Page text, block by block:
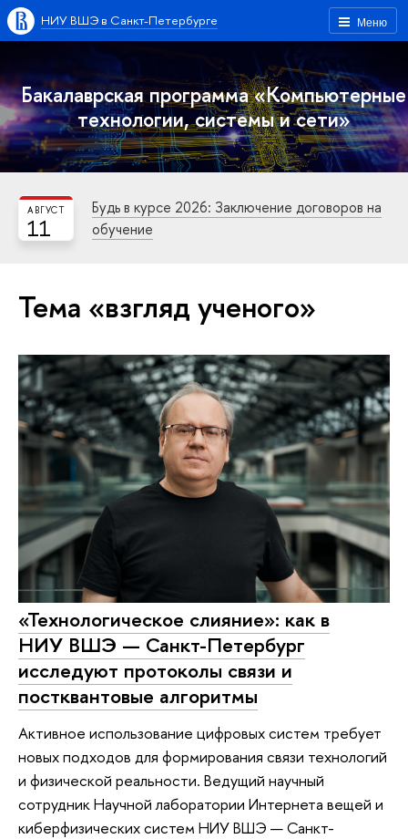
Меню
НИУ ВШЭ в Санкт-Петербурге
Бакалаврская программа «Компьютерные
технологии, системы и сети»
11
АВГУСТ
Будь в курсе 2026: Заключение договоров на
обучение
Тема «взгляд ученого»
«Технологическое слияние»: как в
НИУ ВШЭ — Санкт-Петербург
исследуют протоколы связи и
постквантовые алгоритмы
Активное использование цифровых систем требует
новых подходов для формирования связи технологий
и физической реальности. Ведущий научный
сотрудник Научной лаборатории Интернета вещей и
киберфизических систем НИУ ВШЭ — Санкт-